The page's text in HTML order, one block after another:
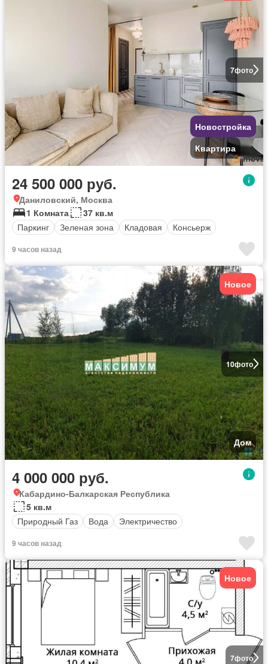
7фото
Новостройка
Квартира
24 500 000 руб.
Даниловский, Москва
1 Комната
37 кв.м
Паркинг
Зеленая зона Кладовая Консьерж
9 часов назад
10фото
Новое
Дом
4 000 000 руб.
Кабардино-Балкарская Республика
5 кв.м
Природный Газ
Вода Электричество
9 часов назад
7фото
Новое